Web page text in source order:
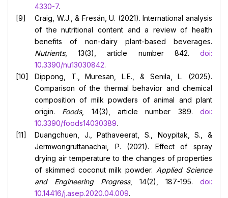
4330-7.
Craig, W.J., & Fresán, U. (2021). International analysis
of the nutritional content and a review of health
benefits of non-dairy plant-based beverages.
Nutrients, 13(3), article number 842. doi:
10.3390/nu13030842.
Dippong, T., Muresan, L.E., & Senila, L. (2025).
Comparison of the thermal behavior and chemical
composition of milk powders of animal and plant
origin. Foods, 14(3), article number 389.doi:
10.3390/foods14030389.
Duangchuen, J., Pathaveerat, S., Noypitak, S., &
Jermwongruttanachai, P. (2021). Effect of spray
drying air temperature to the changes of properties
of skimmed coconut milk powder. Applied Science
and Engineering Progress, 14(2), 187-195. doi:
10.14416/j.asep.2020.04.009.